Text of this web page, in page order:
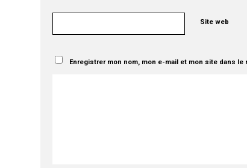
Site web
Enregistrer mon nom, mon e-mail et mon site dans